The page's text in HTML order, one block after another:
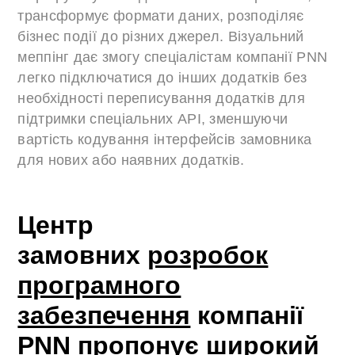
трансформує формати даних, розподіляє
бізнес події до різних джерел. Візуальний
меппінг дає змогу спеціалістам компанії PNN
легко підключатися до інших додатків без
необхідності переписування додатків для
підтримки спеціальних API, зменшуючи
вартість кодування інтерфейсів замовника
для нових або наявних додатків.
Центр
замовних розробок
програмного
забезпечення компанії
PNN пропонує широкий